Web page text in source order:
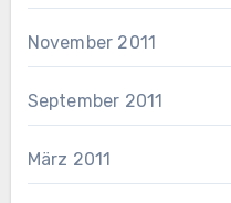
November 2011
September 2011
März 2011